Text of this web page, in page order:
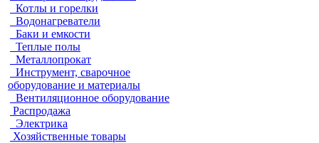
Котлы и горелки
Водонагреватели
Баки и емкости
Теплые полы
Металлопрокат
Инструмент, сварочное
оборудование и материалы
Вентиляционное оборудование
Распродажа
Электрика
Хозяйственные товары